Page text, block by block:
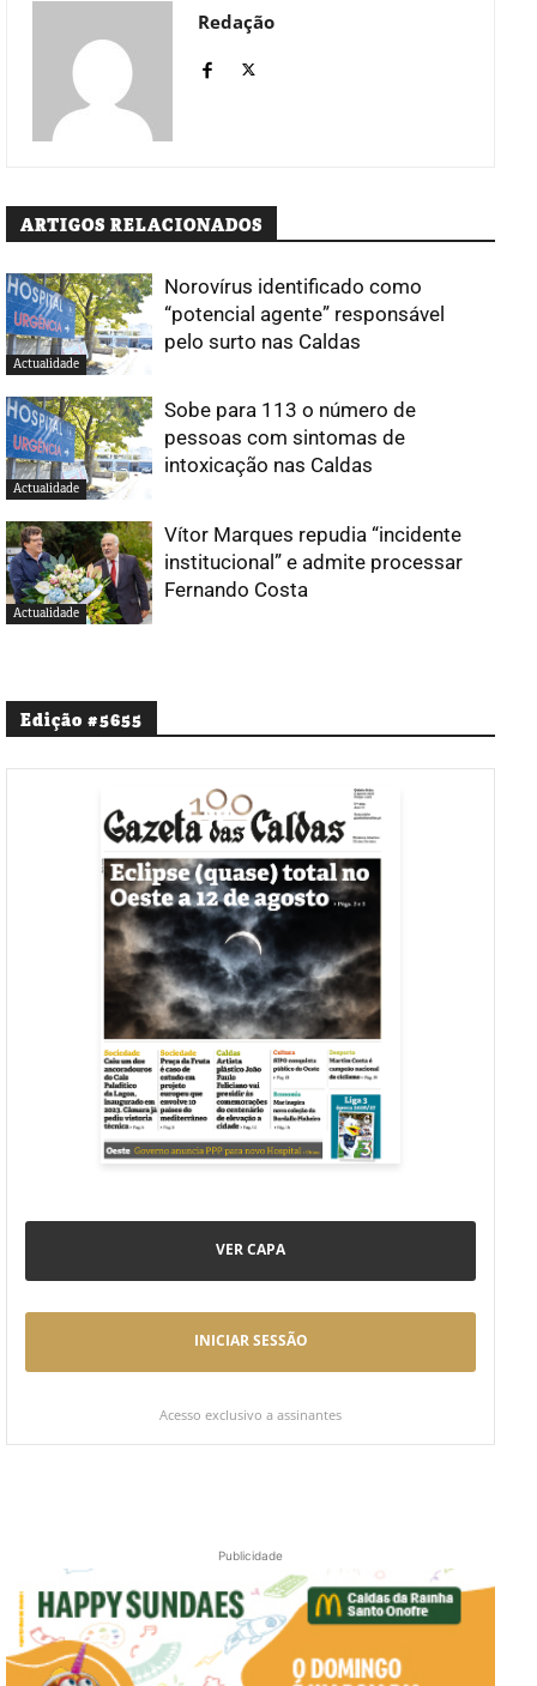
Redação
ARTIGOS RELACIONADOS
Actualidade
Norovírus identificado como
“potencial agente” responsável
pelo surto nas Caldas
Actualidade
Sobe para 113 o número de
pessoas com sintomas de
intoxicação nas Caldas
Actualidade
Vítor Marques repudia “incidente
institucional” e admite processar
Fernando Costa
Edição #5655
VER CAPA
INICIAR SESSÃO
Acesso exclusivo a assinantes
Publicidade